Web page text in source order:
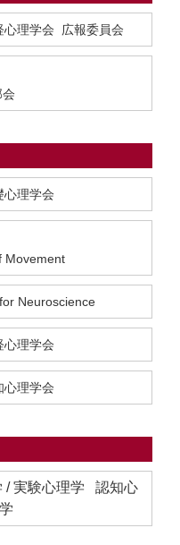
心理学会 広報委員会
心理学会
Movement
Neuroscience
心理学会
心理学会
/ 実験心理学 認知心